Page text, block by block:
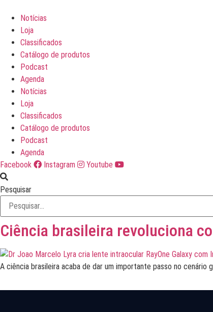
para
conteúdo
Notícias
Loja
Classificados
Catálogo de produtos
Podcast
Agenda
Notícias
Loja
Classificados
Catálogo de produtos
Podcast
Agenda
Facebook
Instagram Youtube
Pesquisar
Ciência brasileira revoluciona
A ciência brasileira acaba de dar um importante passo no